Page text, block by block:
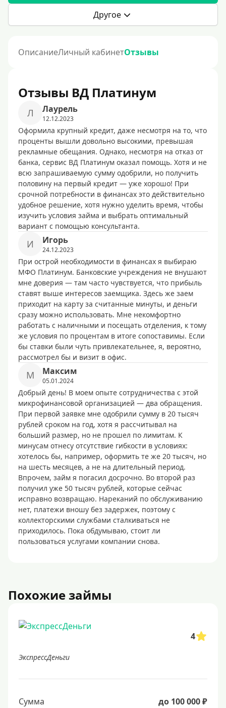
Другое
ОписаниеЛичный кабинетОтзывы
Отзывы ВД Платинум
Л Лаурель
12.12.2023
Оформила крупный кредит, даже несмотря на то, что
проценты вышли довольно высокими, превышая
рекламные обещания. Однако, несмотря на отказ от
банка, сервис ВД Платинум оказал помощь. Хотя и не
всю запрашиваемую сумму одобрили, но получить
половину на первый кредит — уже хорошо! При
срочной потребности в финансах это действительно
удобное решение, хотя нужно уделить время, чтобы
изучить условия займа и выбрать оптимальный
вариант с помощью консультанта.
И Игорь
24.12.2023
При острой необходимости в финансах я выбираю
МФО Платинум. Банковские учреждения не внушают
мне доверия — там часто чувствуется, что прибыль
ставят выше интересов заемщика. Здесь же заем
приходит на карту за считанные минуты, и деньги
сразу можно использовать. Мне некомфортно
работать с наличными и посещать отделения, к тому
же условия по процентам в итоге сопоставимы. Если
бы ставки были чуть привлекательнее, я, вероятно,
рассмотрел бы и визит в офис.
М Максим
05.01.2024
Добрый день! В моем опыте сотрудничества с этой
микрофинансовой организацией — два обращения.
При первой заявке мне одобрили сумму в 20 тысяч
рублей сроком на год, хотя я рассчитывал на
больший размер, но не прошел по лимитам. К
минусам отнесу отсутствие гибкости в условиях:
хотелось бы, например, оформить те же 20 тысяч, но
на шесть месяцев, а не на длительный период.
Впрочем, займ я погасил досрочно. Во второй раз
получил уже 50 тысяч рублей, которые сейчас
исправно возвращаю. Нареканий по обслуживанию
нет, платежи вношу без задержек, поэтому с
коллекторскими службами сталкиваться не
приходилось. Пока обдумываю, стоит ли
пользоваться услугами компании снова.
Похожие займы
4
ЭкспрессДеньги
Сумма до 100 000 ₽